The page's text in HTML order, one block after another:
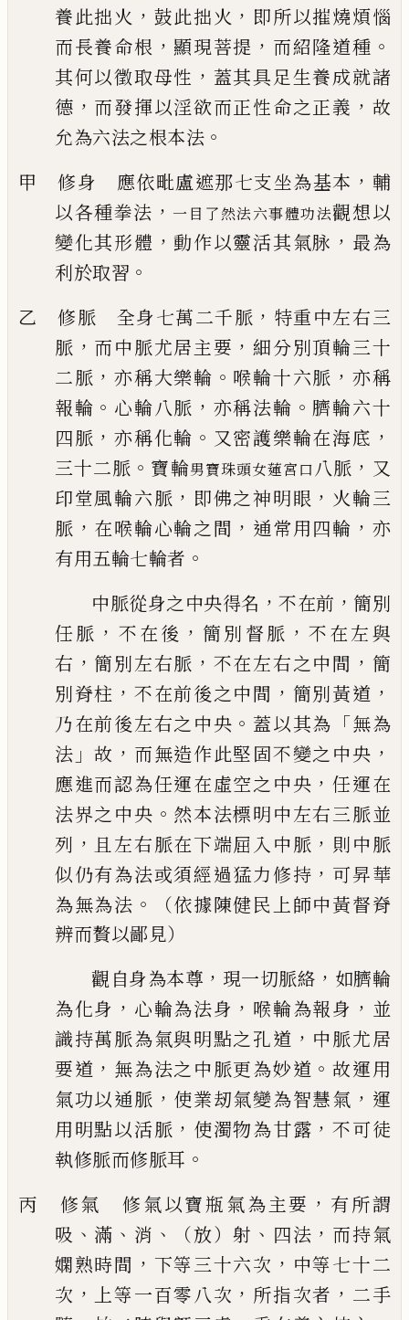
養此拙火 ， 鼓此拙火 ， 即所以摧燒煩惱
而長養命根 ， 顯現菩提 ， 而紹隆道種 。
其何以徵取母性 ， 蓋其具足生養成就諸
德 ， 而發揮以淫欲而正性命之正義 ， 故
允為六法之根本法 。
甲 修身 應依毗盧遮那七支坐為基本 ， 輔
以各種拳法 ， 一目了然法六事體功法觀想以
變化其形體 ，動作以靈活其氣脉 ， 最為
利於取習 。
乙 修脈 全身七萬二千脈 ， 特重中左右三
脈 ， 而中脈尤居主要 ，細分別頂輪三十
二脈 ，亦稱大樂輪 。 喉輪十六脈 ， 亦稱
報輪 。 心輪八脈 ， 亦稱法輪 。 臍輪六十
四脈 ，亦稱化輪 。 又密護樂輪在海底 ，
三十二脈 。 寶輪男寶珠頭女蓮宮口八脈 ， 又
印堂風輪六脈 ， 即佛之神明眼 ， 火輪三
脈 ， 在喉輪心輪之間 ， 通常用四輪 ， 亦
有用五輪七輪者 。
中脈從身之中央得名 ， 不在前 ， 簡別
任脈 ， 不在後 ， 簡別督脈 ，不在左與
右 ， 簡別左右脈 ， 不在左右之中間 ， 簡
別脊柱 ， 不在前後之中間 ， 簡別黃道 ，
乃在前後左右之中央 。 蓋以其為 「無為
法 」故 ， 而無造作此堅固不變之中央 ，
應進而認為任運在虛空之中央 ，任運在
法界之中央 。 然本法標明中左右三脈並
列 ， 且左右脈在下端屈 入中脈 ， 則中脈
似仍有為法或須經過猛力修持 ， 可昇華
為無為法 。 （依據陳健民上師中黃督脊
辨而贅以鄙見）
觀自身為本尊 ， 現一切脈絡 ， 如臍輪
為化身 ， 心輪為法身 ， 喉輪為報身 ， 並
識持萬脈為氣與明點之孔道 ， 中脈尤居
要道 ， 無為法之中脈更為妙道 。故運用
氣功以通脈 ， 使業刼氣變為智慧氣 ， 運
用明點以活脈 ， 使濁物為甘露 ，不可徒
執修脈而修脈耳 。
丙 修氣 修氣以寶瓶氣為主要 ， 有所謂
吸 、 滿 、 消 、 （放）射 、 四法 ， 而持氣
嫻熟時間 ， 下等三十六次 ， 中等七十二
次 ， 上等一百零八次 ， 所指次者 ， 二手